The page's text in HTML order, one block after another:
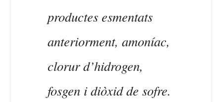
productes esmentats
anteriorment, amoníac,
clorur d’hidrogen,
fosgen i diòxid de sofre.